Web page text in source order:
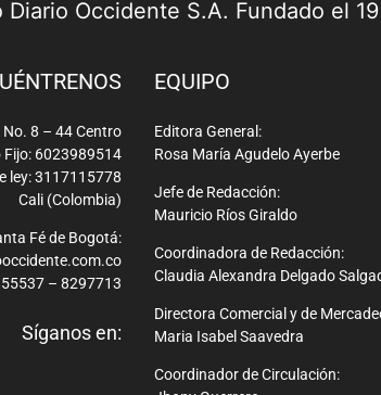
Occidente S.A. Fundado el
No. 8 – 44 Centro
Fijo: 6023989514
ley: 3117115778
Cali (Colombia)
Fé de Bogotá:
– 8297713
Síganos en:
EQUIPO
Editora General:
Rosa María Agudelo Ayerbe
Jefe de Redacción:
Mauricio Ríos Giraldo
Coordinadora de Redacción:
Claudia Alexandra Delgado
Directora Comercial y de
Maria Isabel Saavedra
Coordinador de Circulación: